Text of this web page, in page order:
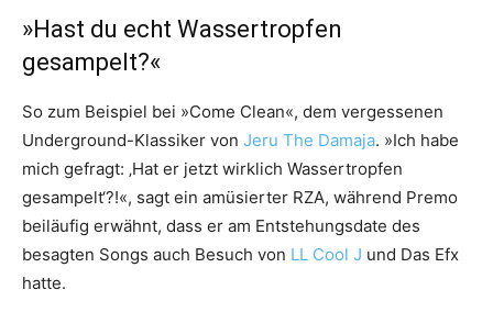
»Hast du echt Wassertropfen
gesampelt?«
So zum Beispiel bei »Come Clean«, dem vergessenen
Underground-Klassiker von Jeru The Damaja. »Ich habe
mich gefragt: ‚Hat er jetzt wirklich Wassertropfen
gesampelt‘?!«, sagt ein amüsierter RZA, während Premo
beiläufig erwähnt, dass er am Entstehungsdate des
besagten Songs auch Besuch von LL Cool J und Das Efx
hatte.